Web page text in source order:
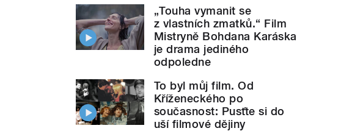
„Touha vymanit se
z vlastních zmatků.“ Film
Mistryně Bohdana Karáska
je drama jediného
odpoledne
To byl můj film. Od
Kříženeckého po
současnost: Pusťte si do
uší filmové dějiny